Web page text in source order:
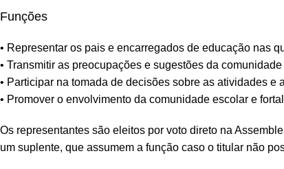
Funções
• Representar os pais e encarregados de educação nas
• Transmitir as preocupações e sugestões da
• Participar na tomada de decisões sobre as atividades
• Promover o envolvimento da comunidade escolar e
Os representantes são eleitos por voto direto na
um suplente, que assumem a função caso o titular não